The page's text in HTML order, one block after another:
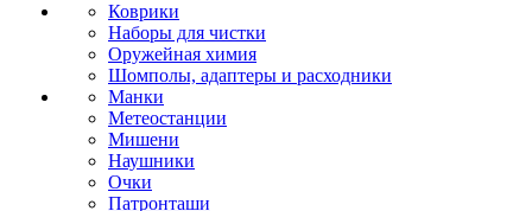
Коврики
Наборы для чистки
Оружейная химия
Шомполы, адаптеры и расходники
Манки
Метеостанции
Мишени
Наушники
Очки
Патронташи